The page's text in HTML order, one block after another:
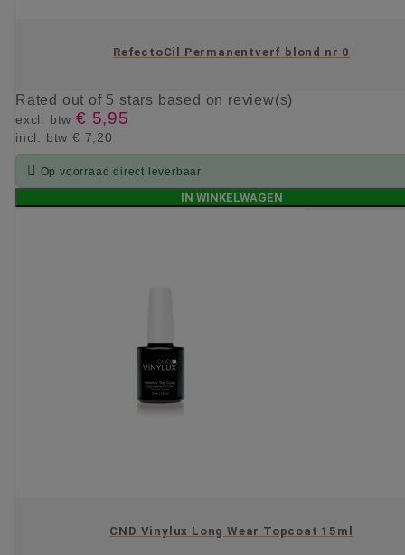
RefectoCil Permanentverf blond nr 0
Rated out of 5 stars based on review(s)
excl. btw € 5,95
incl. btw € 7,20
 Op voorraad direct leverbaar
IN WINKELWAGEN
CND Vinylux Long Wear Topcoat 15ml